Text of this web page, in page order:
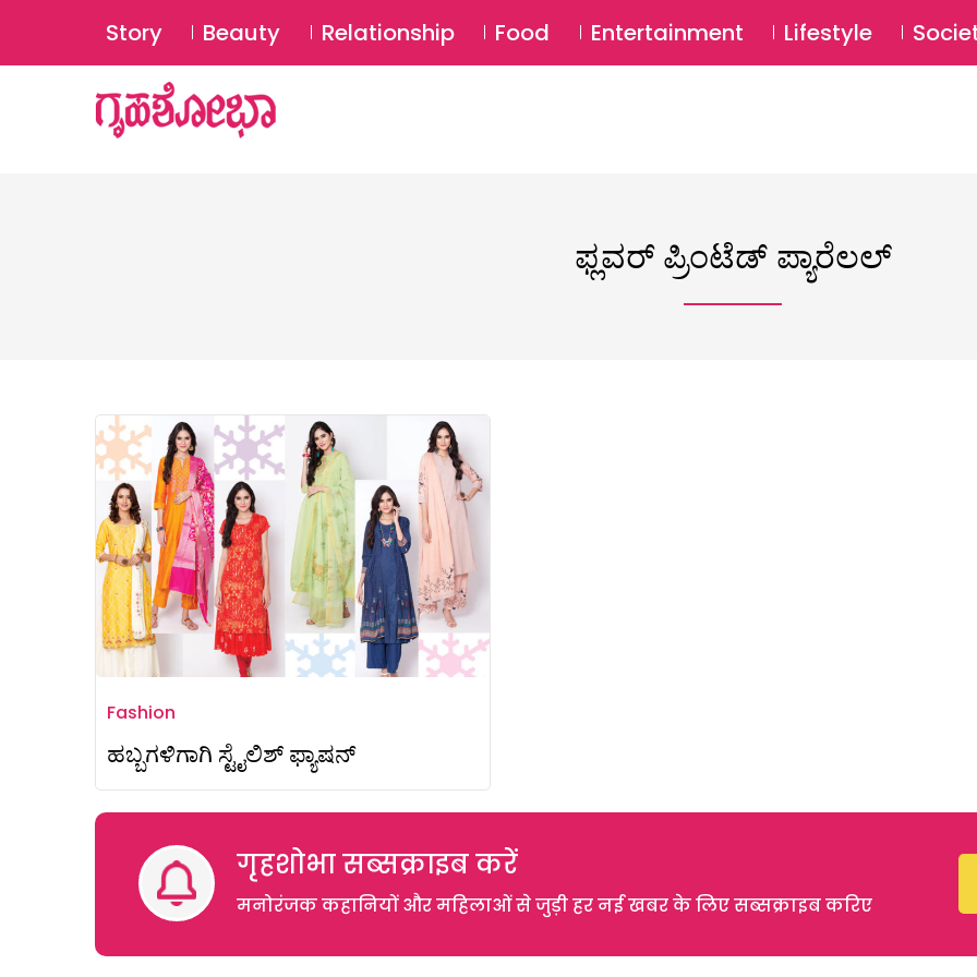
Story Beauty Relationship Food Entertainment Lifestyle
ಫ್ಲವರ್ ಪ್ರಿಂಟೆಡ್ ಪ್ಯಾರೆಲಲ್
Fashion
ಹಬ್ಬಗಳಿಗಾಗಿ ಸ್ಟೈಲಿಶ್ ಫ್ಯಾಷನ್
गृहशोभा सब्सक्राइब करें
मनोरंजक कहानियों और महिलाओं से जुड़ी हर नई खबर के लिए सब्सक्राइब करिए